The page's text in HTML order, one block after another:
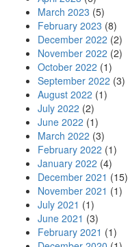
March 2023 (5)
February 2023 (8)
December 2022 (2)
November 2022 (2)
October 2022 (1)
September 2022 (3)
August 2022 (1)
July 2022 (2)
June 2022 (1)
March 2022 (3)
February 2022 (1)
January 2022 (4)
December 2021 (15)
November 2021 (1)
July 2021 (1)
June 2021 (3)
February 2021 (1)